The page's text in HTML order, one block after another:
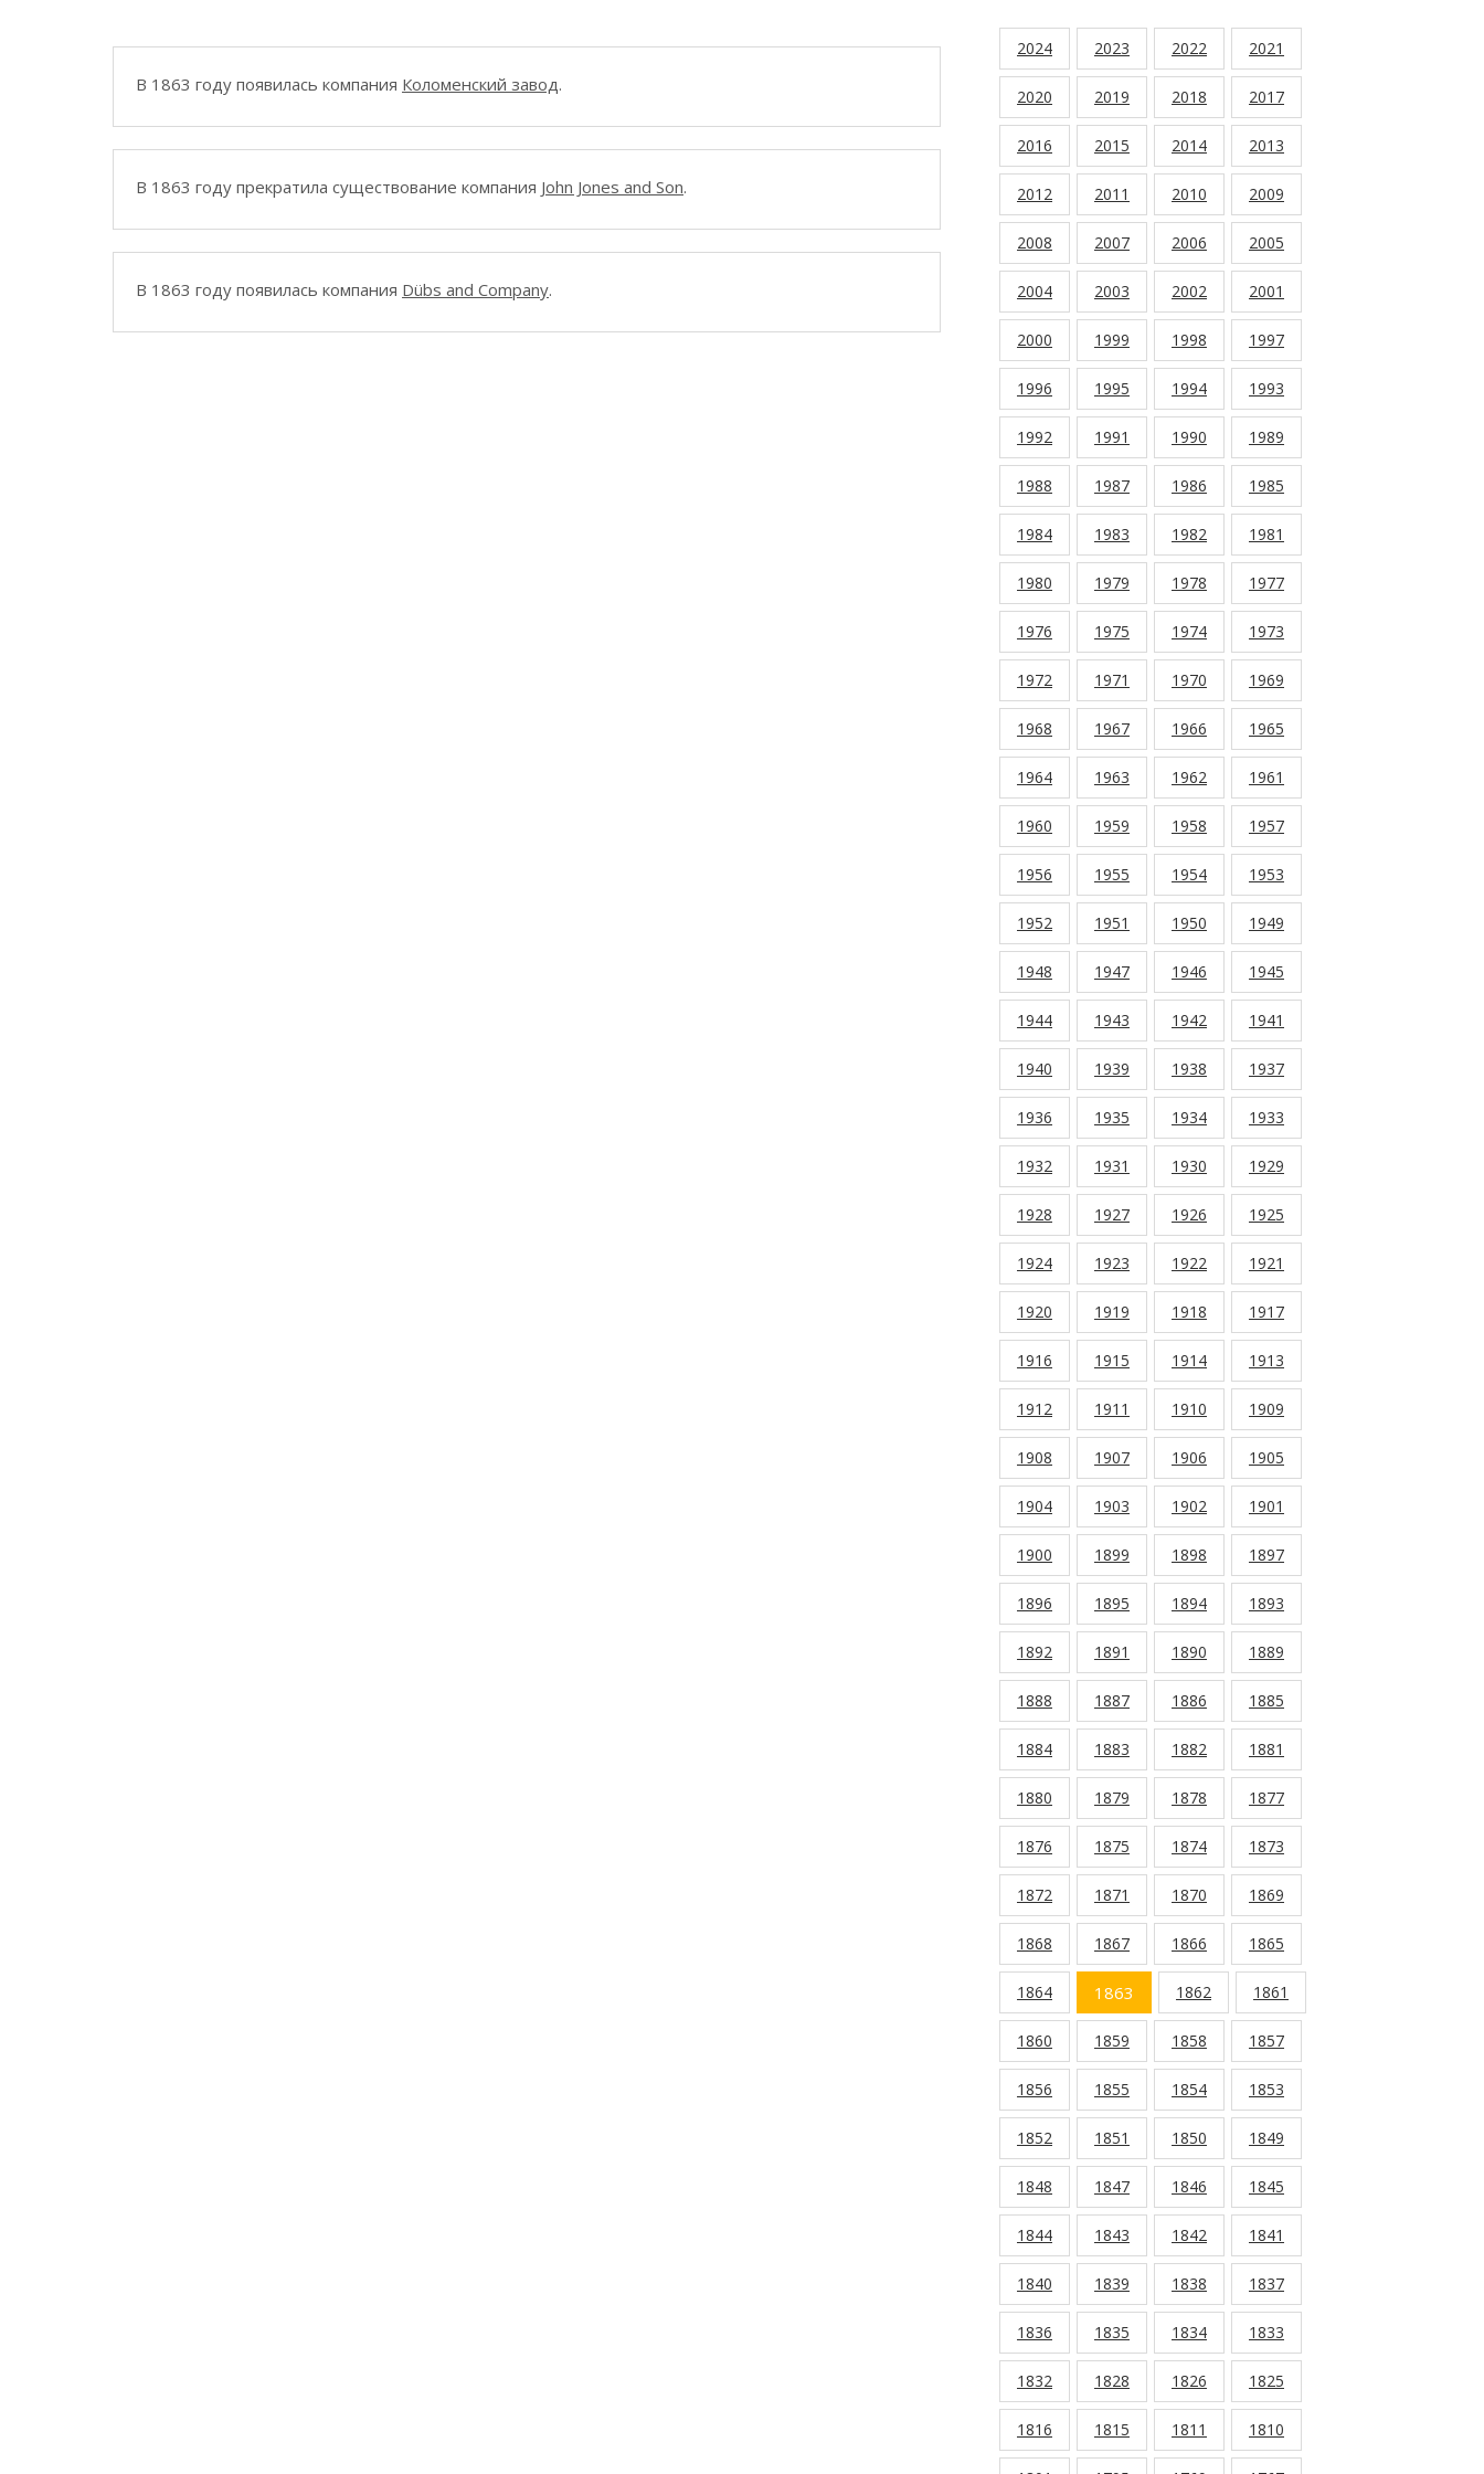
В 1863 году появилась компания Коломенский завод.
В 1863 году прекратила существование компания John Jones and Son.
В 1863 году появилась компания Dübs and Company.
2024 2023 2022 2021
2020 2019 2018 2017
2016 2015 2014 2013
2012 2011 2010 2009
2008 2007 2006 2005
2004 2003 2002 2001
2000 1999 1998 1997
1996 1995 1994 1993
1992 1991 1990 1989
1988 1987 1986 1985
1984 1983 1982 1981
1980 1979 1978 1977
1976 1975 1974 1973
1972 1971 1970 1969
1968 1967 1966 1965
1964 1963 1962 1961
1960 1959 1958 1957
1956 1955 1954 1953
1952 1951 1950 1949
1948 1947 1946 1945
1944 1943 1942 1941
1940 1939 1938 1937
1936 1935 1934 1933
1932 1931 1930 1929
1928 1927 1926 1925
1924 1923 1922 1921
1920 1919 1918 1917
1916 1915 1914 1913
1912 1911 1910 1909
1908 1907 1906 1905
1904 1903 1902 1901
1900 1899 1898 1897
1896 1895 1894 1893
1892 1891 1890 1889
1888 1887 1886 1885
1884 1883 1882 1881
1880 1879 1878 1877
1876 1875 1874 1873
1872 1871 1870 1869
1868 1867 1866 1865
1864 1863 1862 1861
1860 1859 1858 1857
1856 1855 1854 1853
1852 1851 1850 1849
1848 1847 1846 1845
1844 1843 1842 1841
1840 1839 1838 1837
1836 1835 1834 1833
1832 1828 1826 1825
1816 1815 1811 1810